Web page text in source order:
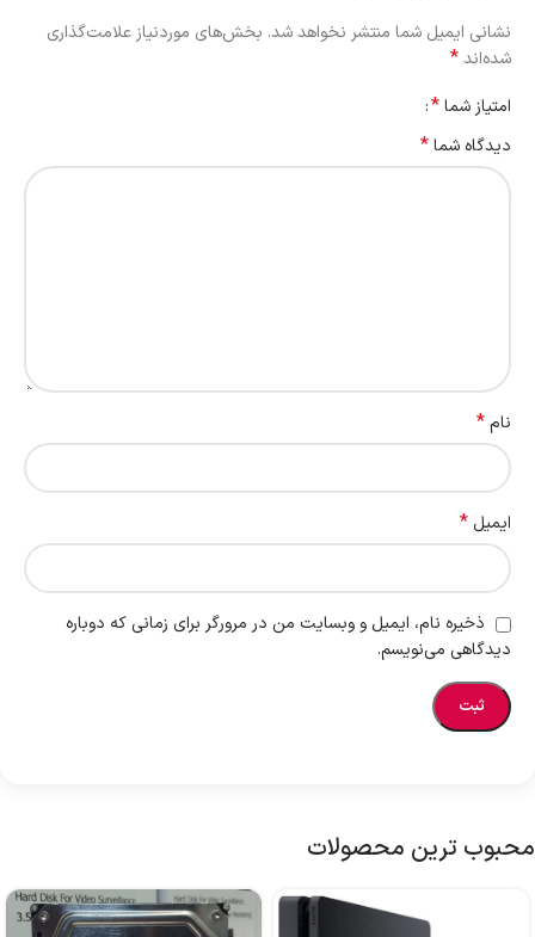
نشانی ایمیل شما منتشر نخواهد شد. بخش‌های موردنیاز علامت‌گذاری
شده‌اند*
امتیاز شما*
دیدگاه شما*
نام*
ایمیل *
ذخیره نام، ایمیل و وبسایت من در مرورگر برای زمانی که دوباره
دیدگاهی می‌نویسم.
محبوب ترین محصولات